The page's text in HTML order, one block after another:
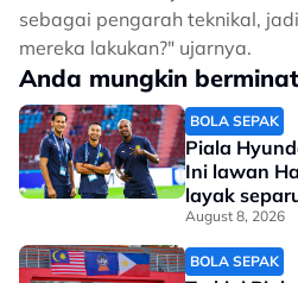
sebagai pengarah teknikal,
mereka lakukan?" ujarnya.
Anda mungkin
BOLA SEPAK
Piala
Ini lawan
layak
August 8, 2026
BOLA SEPAK